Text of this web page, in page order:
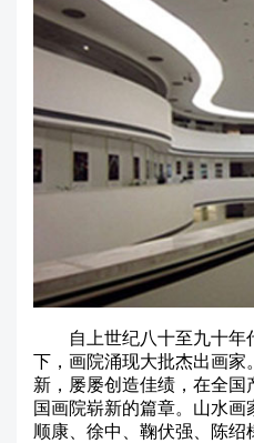
自上世纪八十至九十年
下，画院涌现大批杰出画家
新，屡屡创造佳绩，在全国
国画院崭新的篇章。山水
顺康、徐中、鞠伏强、陈绍